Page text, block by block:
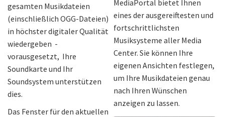
gesamten Musikdateien
(einschließlich OGG-Dateien)
in höchster digitaler Qualität
wiedergeben -
vorausgesetzt, Ihre
Soundkarte und Ihr
Soundsystem unterstützen
dies.
Das Fenster für den aktuellen
MediaPortal bietet Ihnen
eines der ausgereiftesten und
fortschrittlichsten
Musiksysteme aller Media
Center. Sie können Ihre
eigenen Ansichten festlegen,
um Ihre Musikdateien genau
nach Ihren Wünschen
anzeigen zu lassen.